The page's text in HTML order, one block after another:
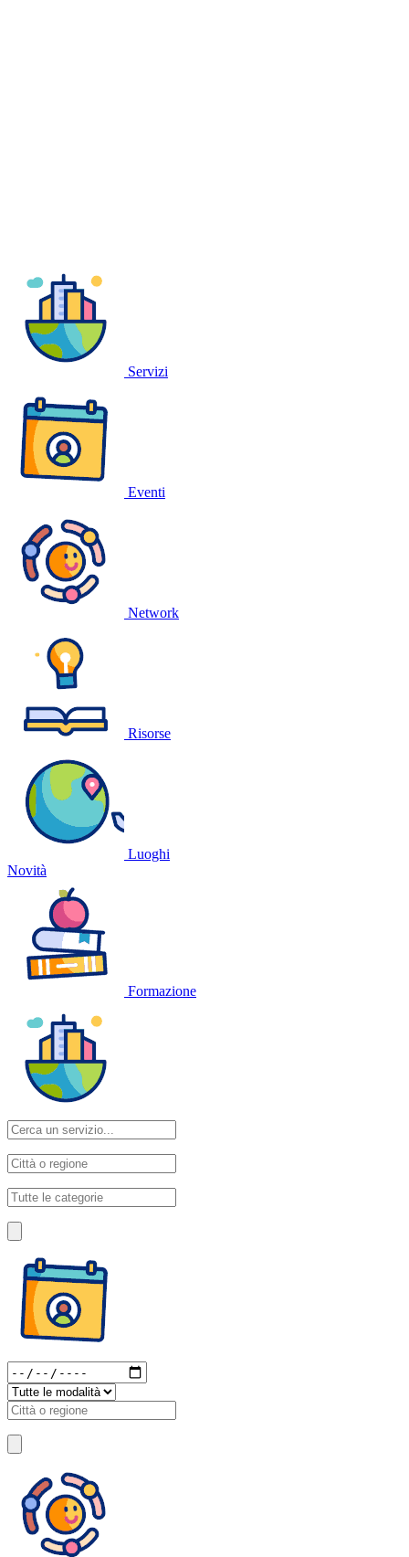
Servizi
Eventi
Network
Risorse
Luoghi
Novità
Formazione